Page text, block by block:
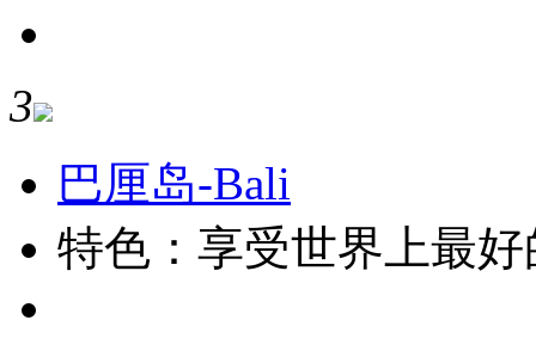
3
巴厘岛-Bali
特色：享受世界上最好